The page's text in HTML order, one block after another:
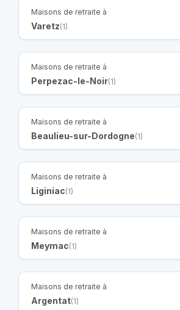
Maisons de retraite à
Varetz(1)
Maisons de retraite à
Perpezac-le-Noir(1)
Maisons de retraite à
Beaulieu-sur-Dordogne(1)
Maisons de retraite à
Liginiac(1)
Maisons de retraite à
Meymac(1)
Maisons de retraite à
Argentat(1)